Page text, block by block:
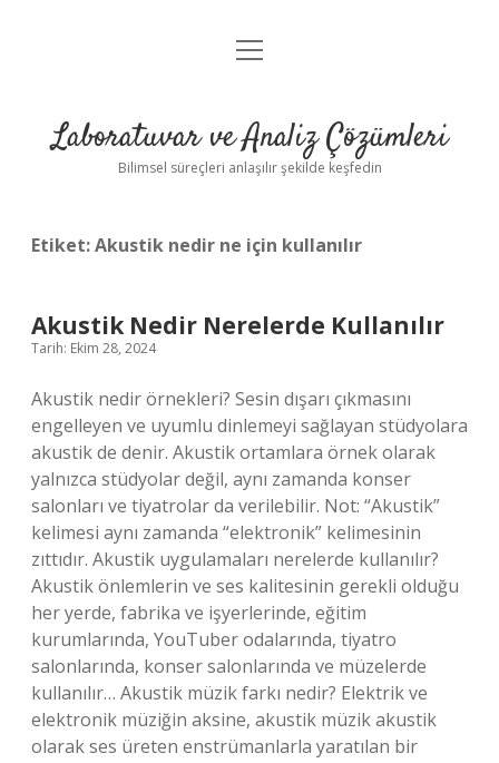
Anasayfa
Yasal Uyarı
menüyü
Laboratuvar ve Analiz Çözümleri
Bilimsel süreçleri anlaşılır şekilde keşfedin
Etiket:Akustik nedir ne için kullanılır
Akustik Nedir Nerelerde Kullanılır
Tarih: Ekim 28, 2024
Akustik nedir örnekleri? Sesin dışarı çıkmasını
engelleyen ve uyumlu dinlemeyi sağlayan stüdyolara
akustik de denir. Akustik ortamlara örnek olarak
yalnızca stüdyolar değil, aynı zamanda konser
salonları ve tiyatrolar da verilebilir. Not: “Akustik”
kelimesi aynı zamanda “elektronik” kelimesinin
zıttıdır. Akustik uygulamaları nerelerde kullanılır?
Akustik önlemlerin ve ses kalitesinin gerekli olduğu
her yerde, fabrika ve işyerlerinde, eğitim
kurumlarında, YouTuber odalarında, tiyatro
salonlarında, konser salonlarında ve müzelerde
kullanılır… Akustik müzik farkı nedir? Elektrik ve
elektronik müziğin aksine, akustik müzik akustik
olarak ses üreten enstrümanlarla yaratılan bir